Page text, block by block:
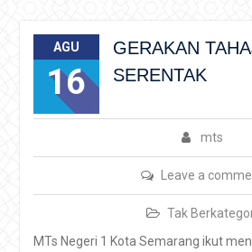
AGU
16
GERAKAN
SERENTAK
mts
Leave a
Tak
MTs Negeri 1 Kota Semarang ikut